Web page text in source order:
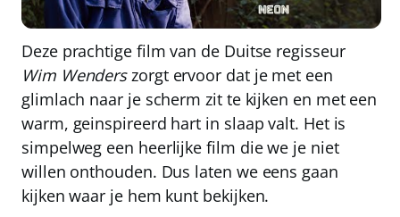
Deze prachtige film van de Duitse regisseur
Wim Wenderszorgt ervoor dat je met een
glimlach naar je scherm zit te kijken en met een
warm, geinspireerd hart in slaap valt. Het is
simpelweg een heerlijke film die we je niet
willen onthouden. Dus laten we eens gaan
kijken waar je hem kunt bekijken.